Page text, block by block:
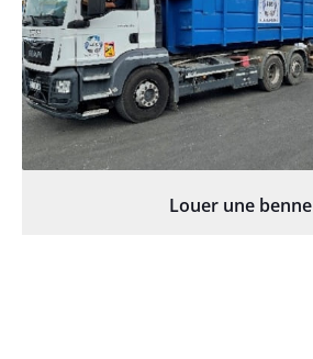
Louer une benne